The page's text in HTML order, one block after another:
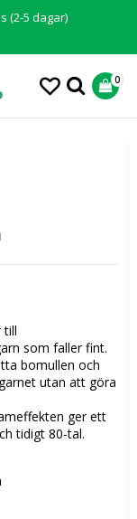
(2-5 dagar)
0
till
som faller fint.
bomullen och
utan att göra
ger ett
tidigt 80-tal.